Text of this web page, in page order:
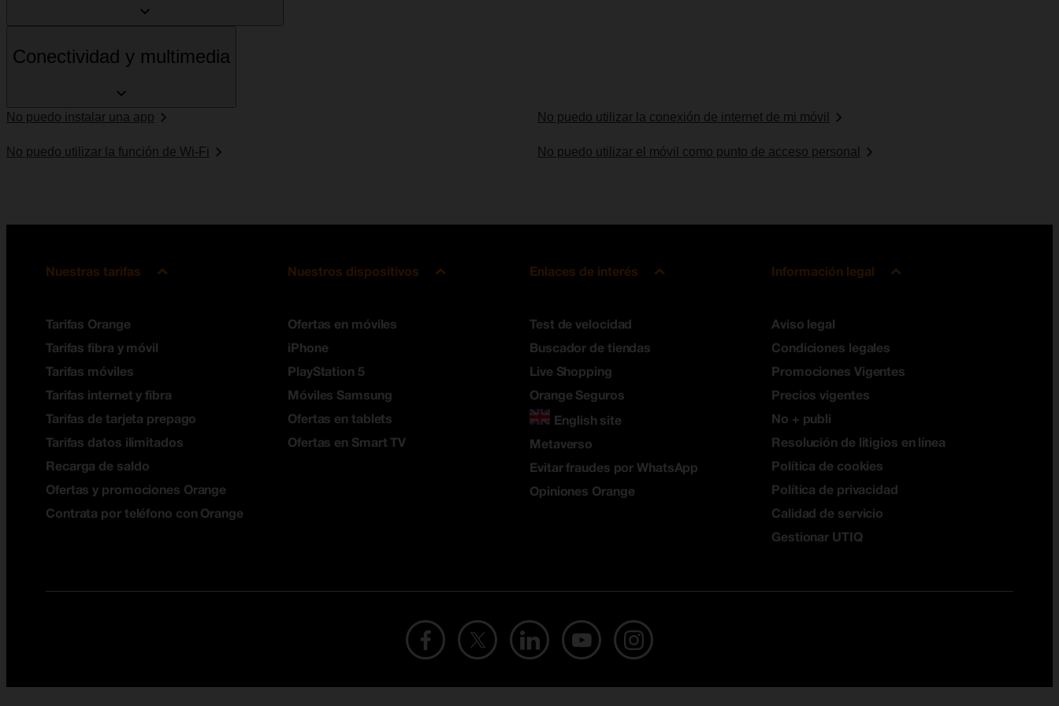
Conectividad y multimedia
No puedo instalar una app No puedo utilizar la conexión de internet de mi móvil
No puedo utilizar la función de Wi-Fi No puedo utilizar el móvil como punto de acceso personal
Nuestras tarifas
Tarifas Orange
Tarifas fibra y móvil
Tarifas móviles
Tarifas internet y fibra
Tarifas de tarjeta prepago
Tarifas datos ilimitados
Recarga de saldo
Ofertas y promociones Orange
Contrata por teléfono con Orange
Nuestros dispositivos
Ofertas en móviles
iPhone
PlayStation 5
Móviles Samsung
Ofertas en tablets
Ofertas en Smart TV
Enlaces de interés
Test de velocidad
Buscador de tiendas
Live Shopping
Orange Seguros
English site
Metaverso
Evitar fraudes por WhatsApp
Opiniones Orange
Información legal
Aviso legal
Condiciones legales
Promociones Vigentes
Precios vigentes
No + publi
Resolución de litigios en línea
Política de cookies
Política de privacidad
Calidad de servicio
Gestionar UTIQ